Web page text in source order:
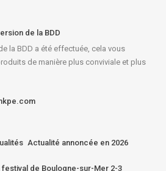
de la BDD
la BDD a été effectuée, cela vous
de manière plus conviviale et plus
Actualité annoncée en 2026
festival de Boulogne-sur-Mer 2-3